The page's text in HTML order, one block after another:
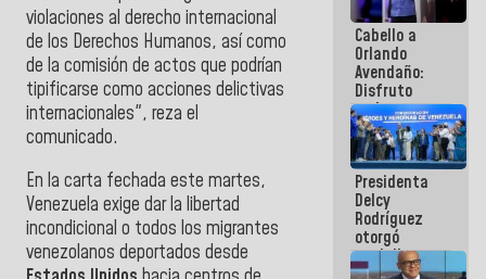
violaciones al derecho internacional
de los Derechos Humanos, así como
de la comisión de actos que podrían
tipificarse como acciones delictivas
internacionales", reza el
comunicado.
En la carta fechada este martes,
Venezuela exige dar la libertad
incondicional o todos los migrantes
venezolanos deportados desde
Cabello a
Orlando
Avendaño:
Disfruto
cada vez
que escribes
porque lo
que haces
es
embarrarla
Presidenta
Delcy
Rodríguez
otorgó
medalla